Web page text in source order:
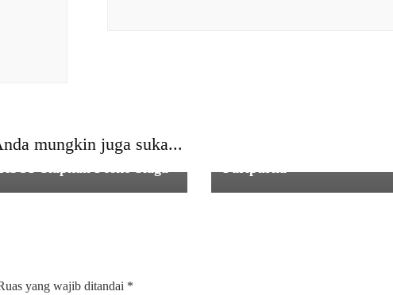
mungkin juga suka...
Buruk Jelang Nataru
yang wajib ditandai *